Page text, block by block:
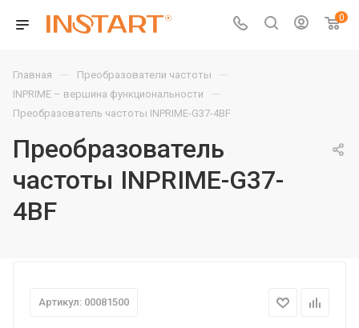
0
Главная — Преобразователи частоты —
INPRIME – вершина функциональности —
Преобразователь частоты INPRIME-G37-4BF
Преобразователь
частоты INPRIME-G37-
4BF
Артикул: 00081500